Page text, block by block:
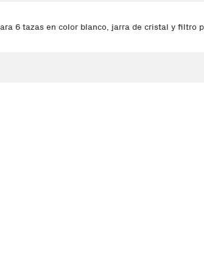
6 tazas en color blanco, jarra de cristal y filtro